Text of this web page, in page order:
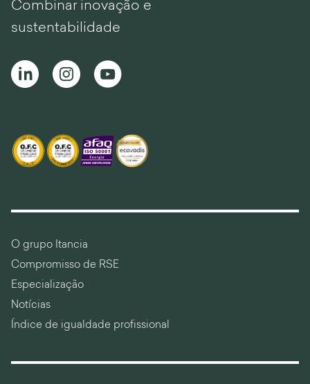
Combinar inovação e
sustentabilidade
O grupo Itancia
Compromisso de RSE
Especialização
Notícias
Índice de igualdade profissional